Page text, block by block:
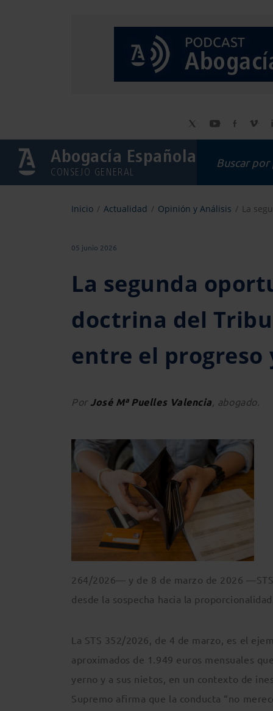
Abogacía Española
CONSEJO GENERAL
Inicio Actualidad Opinión y Análisis La
05 junio 2026
La segunda
doctrina del
entre el
Por José Mª Puelles Valencia, abogado.
264/2026— y de 8 de marzo de 2026
desde la sospecha hacia la
La STS 352/2026, de 4 de marzo, es el
aproximados de 1.949 euros mensuales
yerno y a sus nietos, en un contexto de
Supremo afirma que la conducta “no